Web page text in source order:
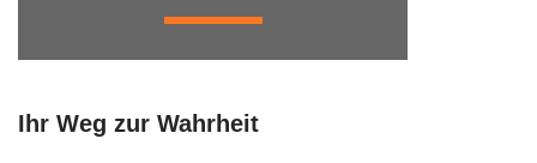
Ihr Weg zur Wahrheit